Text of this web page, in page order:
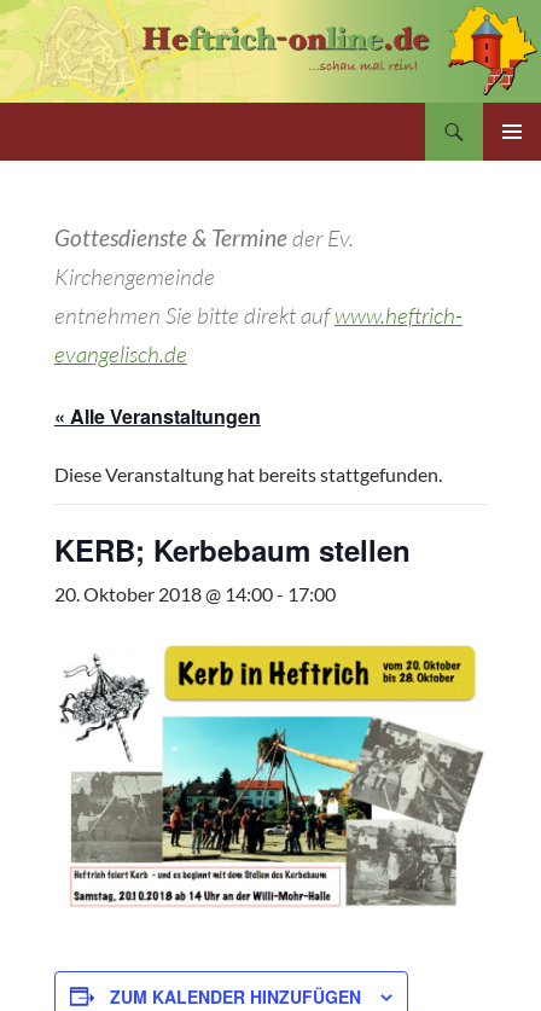
Zum
Inhalt
springen
Gottesdienste & Termineder Ev.
Kirchengemeinde
entnehmen Sie bitte direkt aufwww.heftrich-
evangelisch.de
« Alle Veranstaltungen
Diese Veranstaltung hat bereits stattgefunden.
KERB; Kerbebaum stellen
20. Oktober 2018 @ 14:00- 17:00
ZUM KALENDER HINZUFÜGEN